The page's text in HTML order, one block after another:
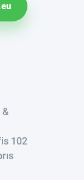
102